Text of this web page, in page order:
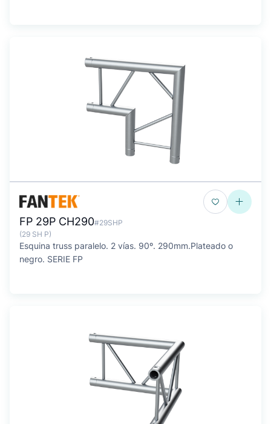
FP 29P CH290#29SHP
(29 SH P)
Esquina truss paralelo. 2 vías. 90º. 290mm.Plateado o
negro. SERIE FP